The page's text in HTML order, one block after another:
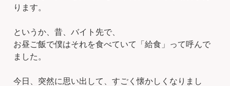
ります。
というか、昔、バイト先で、
お昼ご飯で僕はそれを食べていて「給食」って呼んで
ました。
今日、突然に思い出して、すごく懐かしくなりまし